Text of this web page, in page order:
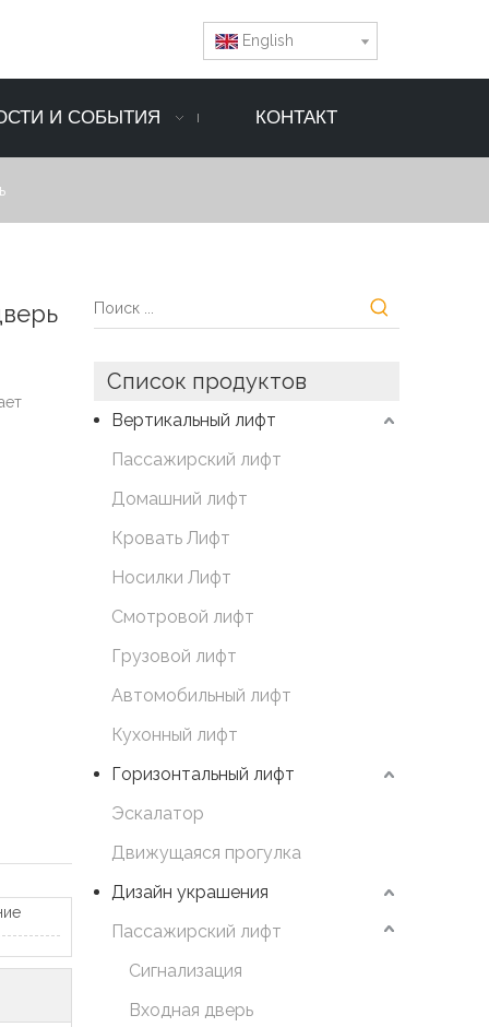
English
И СОБЫТИЯ КОНТАКТ
Список продуктов
Вертикальный лифт
Пассажирский лифт
Домашний лифт
Кровать Лифт
Носилки Лифт
Смотровой лифт
Грузовой лифт
Автомобильный лифт
Кухонный лифт
Горизонтальный лифт
Эскалатор
Движущаяся прогулка
Дизайн украшения
Пассажирский лифт
Сигнализация
Входная дверь